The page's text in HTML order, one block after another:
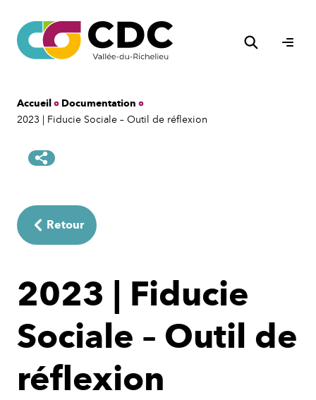
contenuRechercher
Accueil
Documentation
2023 | Fiducie Sociale – Outil de réflexion
Retour
2023 | Fiducie
Sociale – Outil de
réflexion